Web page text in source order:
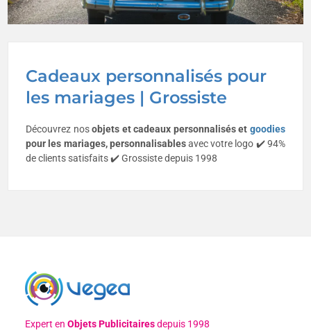
Cadeaux personnalisés pour
les mariages | Grossiste
Découvrez nosobjets et cadeaux personnalisés et goodies
pour les mariages, personnalisablesavec votre logo ✔️ 94%
de clients satisfaits ✔️ Grossiste depuis 1998
Expert enObjets Publicitairesdepuis 1998